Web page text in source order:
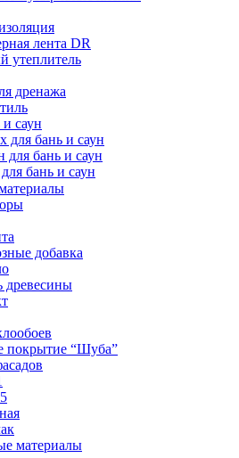
лента DR
утеплитель
дренажа
саун
для бань и саун
для бань и саун
бань и саун
добавка
древесины
покрытие “Шуба”
материалы